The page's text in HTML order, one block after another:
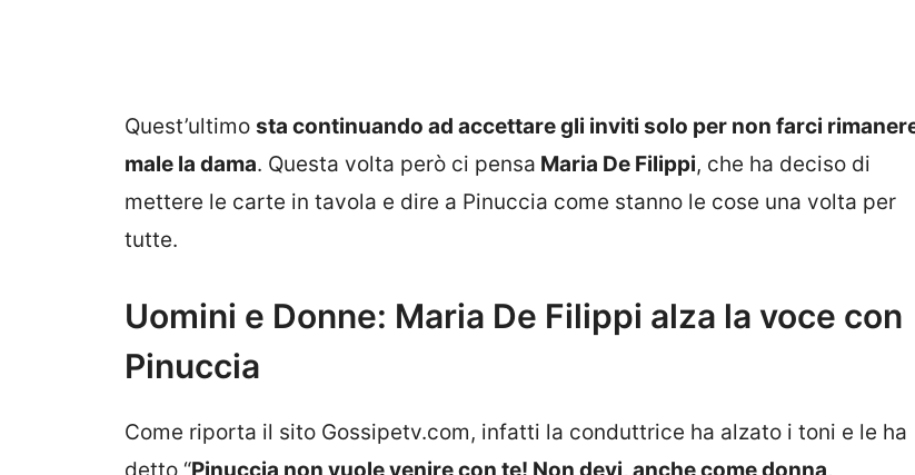
Quest’ultimo sta continuando ad accettare gli inviti solo per non farci
male la dama. Questa volta però ci pensa Maria De Filippi, che ha deciso di
mettere le carte in tavola e dire a Pinuccia come stanno le cose una volta per
tutte.
Uomini e Donne: Maria De Filippi alza la voce con
Pinuccia
Come riporta il sito Gossipetv.com, infatti la conduttrice ha alzato i toni e le ha
detto “Pinuccia non vuole venire con te! Non devi, anche come donna,